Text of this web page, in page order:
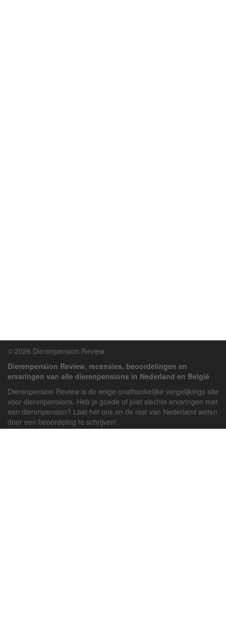
© 2026 Dierenpension Review
Dierenpension Review, recensies, beoordelingen en
ervaringen van alle dierenpensions in Nederland en België
Dierenpension Review is de enige onafhankelijke vergelijkings site
voor dierenpensions. Heb je goede of juist slechte ervaringen met
een dierenpension? Laat het ons en de rest van Nederland weten
door een beoordeling te schrijven!